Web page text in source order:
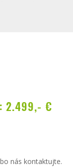
2.499,- €
nás kontaktujte.